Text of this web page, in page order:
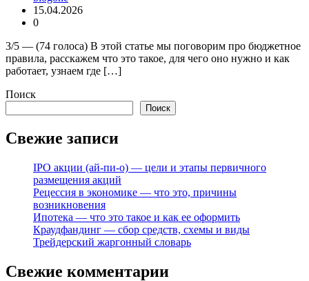
15.04.2026
0
3/5 — (74 голоса) В этой статье мы поговорим про бюджетное
правила, расскажем что это такое, для чего оно нужно и как
работает, узнаем где […]
Поиск
Поиск
Свежие записи
IPO акции (ай-пи-о) — цели и этапы первичного
размещения акций
Рецессия в экономике — что это, причины
возникновения
Ипотека — что это такое и как ее оформить
Краудфандинг — сбор средств, схемы и виды
Трейдерский жаргонный словарь
Свежие комментарии